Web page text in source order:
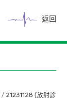
返回
/ 21231128 (放射診